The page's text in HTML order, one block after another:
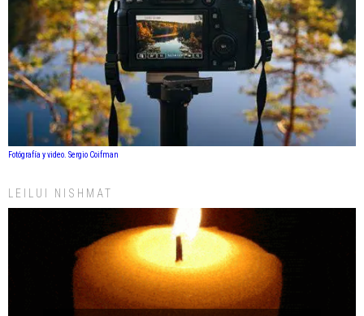
Fotógrafía y video. Sergio Coifman
LEILUI NISHMAT